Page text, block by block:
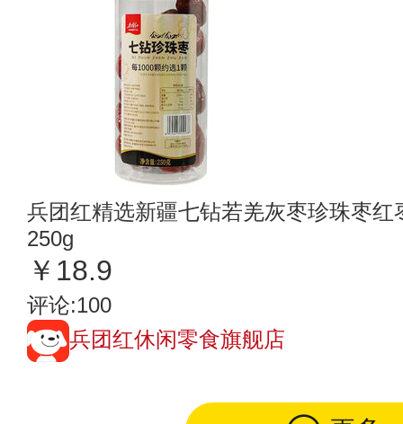
兵团红精选新疆七钻若羌灰枣珍珠枣
250g
￥18.9
评论:100
兵团红休闲零食旗舰店